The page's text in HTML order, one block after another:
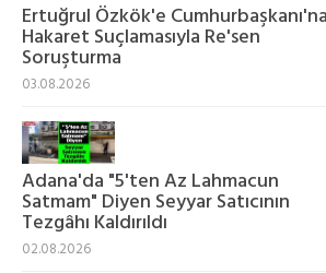
Ertuğrul Özkök'e Cumhurbaşkanı'na
Hakaret Suçlamasıyla Re'sen
Soruşturma
03.08.2026
Adana'da "5'ten Az Lahmacun
Satmam" Diyen Seyyar Satıcının
Tezgâhı Kaldırıldı
02.08.2026